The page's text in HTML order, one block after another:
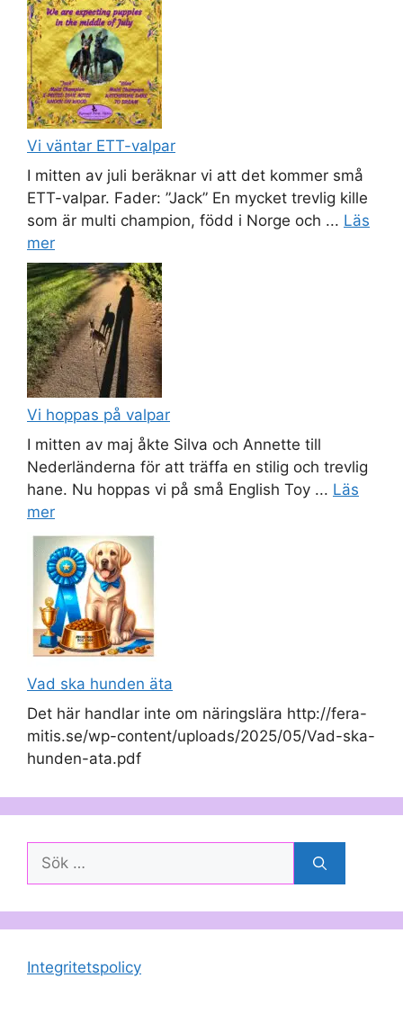
Vi väntar ETT-valpar
I mitten av juli beräknar vi att det kommer små
ETT-valpar. Fader: ”Jack” En mycket trevlig kille
som är multi champion, född i Norge och ... Läs
mer
Vi hoppas på valpar
I mitten av maj åkte Silva och Annette till
Nederländerna för att träffa en stilig och trevlig
hane. Nu hoppas vi på små English Toy ... Läs
mer
Vad ska hunden äta
Det här handlar inte om näringslära http://fera-
mitis.se/wp-content/uploads/2025/05/Vad-ska-
hunden-ata.pdf
Sök
efter:
Integritetspolicy